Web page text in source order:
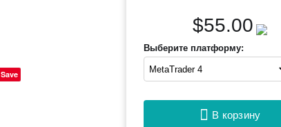
Save
$55.00
Выберите платформу:
В корзину